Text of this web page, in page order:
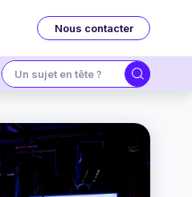
Nous contacter